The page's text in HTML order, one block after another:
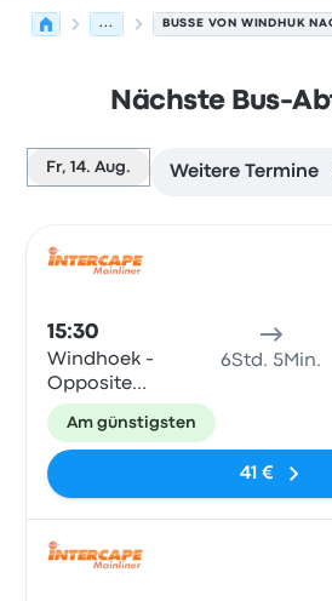
... BUSSE VON WINDHUK
Nächste Bus-
Fr, 14. Aug. Weitere Termine
15:30
Windhoek -
Opposite
Intercape
office
6Std. 5Min.
Am günstigsten
41 €